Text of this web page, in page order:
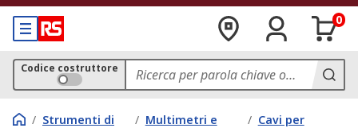
0
Codice costruttore
/ Strumenti di
/ Multimetri e
/ Cavi per